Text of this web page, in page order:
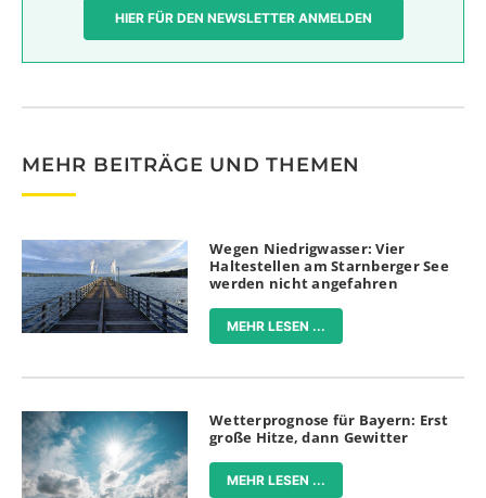
HIER FÜR DEN NEWSLETTER ANMELDEN
MEHR BEITRÄGE UND THEMEN
Wegen Niedrigwasser: Vier
Haltestellen am Starnberger See
werden nicht angefahren
MEHR LESEN ...
Wetterprognose für Bayern: Erst
große Hitze, dann Gewitter
MEHR LESEN ...